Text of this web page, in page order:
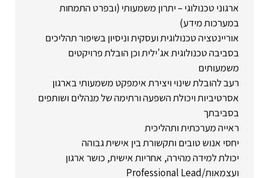
ארגוני טכנולוגי – יתרון משמעותי (ובפרט התמחות
במערכות מידע)
אוריינטציה טכנולוגית ועסקית וניסיון בשיפור תהליכים
בסביבה טכנולוגית אג'ילית וכן הובלת פרויקטים
משמעותים
רעב להובלת שינוי ויצירת אימפקט משמעותי בארגון
אסרטיביות ויכולת השפעה ורתימה של מנהלים ושותפים
בסביבתך
ראייה מערכתית ותהליכית
יחסי אנוש טובים ותקשורת בין אישית גבוהה
יכולת למידה מהירה, אחריות אישית, כושר ארגון
ועצמאות/Professional Lead